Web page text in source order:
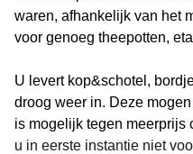
waren, afhankelijk van het
voor genoeg theepotten,
U levert kop&schotel,
droog weer in. Deze mogen
is mogelijk tegen meerprijs
u in eerste instantie niet